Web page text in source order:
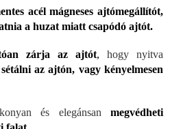
acél mágneses ajtómegállítót,
a huzat miatt csapódó ajtót.
zárja az ajtót, hogy nyitva
az ajtón, vagy kényelmesen
és elegánsan megvédheti